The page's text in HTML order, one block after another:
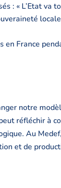
: « L’Etat va
en France
notre
réfléchir à
Au
et de